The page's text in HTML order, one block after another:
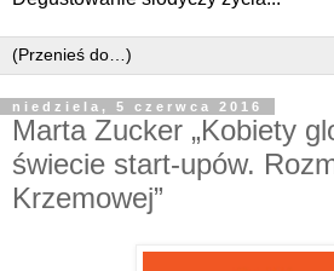
niedziela, 5 czerwca 2016
Marta Zucker „Kobiety
świecie start-upów.
Krzemowej”